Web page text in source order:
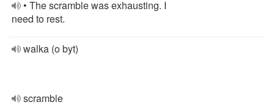
• The scramble was exhausting. I
need to rest.
walka (o byt)
scramble